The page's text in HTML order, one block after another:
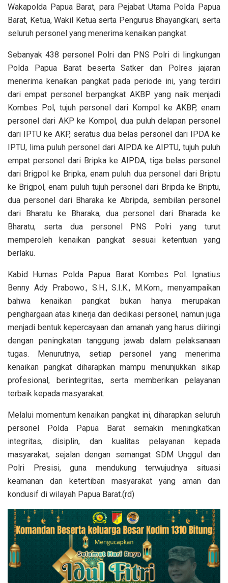
Wakapolda Papua Barat, para Pejabat Utama Polda Papua
Barat, Ketua, Wakil Ketua serta Pengurus Bhayangkari, serta
seluruh personel yang menerima kenaikan pangkat.
Sebanyak 438 personel Polri dan PNS Polri di lingkungan
Polda Papua Barat beserta Satker dan Polres jajaran
menerima kenaikan pangkat pada periode ini, yang terdiri
dari empat personel berpangkat AKBP yang naik menjadi
Kombes Pol, tujuh personel dari Kompol ke AKBP, enam
personel dari AKP ke Kompol, dua puluh delapan personel
dari IPTU ke AKP, seratus dua belas personel dari IPDA ke
IPTU, lima puluh personel dari AIPDA ke AIPTU, tujuh puluh
empat personel dari Bripka ke AIPDA, tiga belas personel
dari Brigpol ke Bripka, enam puluh dua personel dari Briptu
ke Brigpol, enam puluh tujuh personel dari Bripda ke Briptu,
dua personel dari Bharaka ke Abripda, sembilan personel
dari Bharatu ke Bharaka, dua personel dari Bharada ke
Bharatu, serta dua personel PNS Polri yang turut
memperoleh kenaikan pangkat sesuai ketentuan yang
berlaku.
Kabid Humas Polda Papua Barat Kombes Pol. Ignatius
Benny Ady Prabowo., S.H., S.I.K., M.Kom., menyampaikan
bahwa kenaikan pangkat bukan hanya merupakan
penghargaan atas kinerja dan dedikasi personel, namun juga
menjadi bentuk kepercayaan dan amanah yang harus diiringi
dengan peningkatan tanggung jawab dalam pelaksanaan
tugas. Menurutnya, setiap personel yang menerima
kenaikan pangkat diharapkan mampu menunjukkan sikap
profesional, berintegritas, serta memberikan pelayanan
terbaik kepada masyarakat.
Melalui momentum kenaikan pangkat ini, diharapkan seluruh
personel Polda Papua Barat semakin meningkatkan
integritas, disiplin, dan kualitas pelayanan kepada
masyarakat, sejalan dengan semangat SDM Unggul dan
Polri Presisi, guna mendukung terwujudnya situasi
keamanan dan ketertiban masyarakat yang aman dan
kondusif di wilayah Papua Barat.(rd)